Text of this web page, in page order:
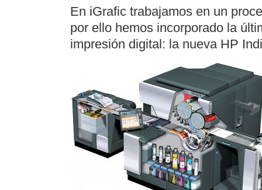
En iGrafic trabajamos en un
por ello hemos incorporado la
impresión digital: la nueva HP